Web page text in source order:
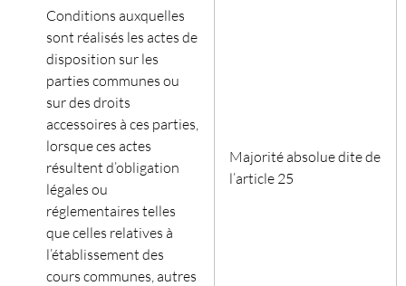
Conditions auxquelles
sont réalisés les actes de
disposition sur les
parties communes ou
sur des droits
accessoires à ces parties,
lorsque ces actes
résultent d’obligation
légales ou
réglementaires telles
que celles relatives à
l’établissement des
cours communes, autres
Majorité absolue dite de
l’article 25